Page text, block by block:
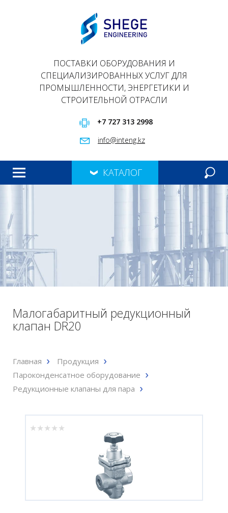
ПОСТАВКИ ОБОРУДОВАНИЯ И
СПЕЦИАЛИЗИРОВАННЫХ УСЛУГ ДЛЯ
ПРОМЫШЛЕННОСТИ, ЭНЕРГЕТИКИ И
СТРОИТЕЛЬНОЙ ОТРАСЛИ
+7 727 313 2998
info@inteng.kz
КАТАЛОГ
Малогабаритный редукционный
клапан DR20
Главная
Продукция
Пароконденсатное оборудование
Редукционные клапаны для пара